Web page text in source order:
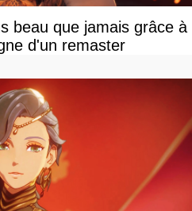
beau que jamais grâce à
d'un remaster